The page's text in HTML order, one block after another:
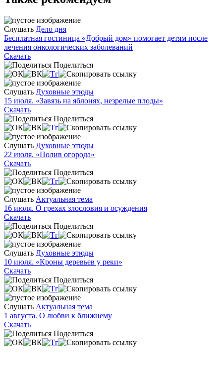
Слушать Дело дня
Бесплатная гостиница «Добрый дом» помогает детям после
лечения онкологических заболеваний
Скачать
Поделиться
Слушать Духовные этюды
15 июля. «Завязь на яблонях, незрелые плоды»
Скачать
Поделиться
Слушать Духовные этюды
22 июля. «Полив огорода»
Скачать
Поделиться
Слушать Актуальная тема
16 июля. О грехах злословия и осуждения
Скачать
Поделиться
Слушать Духовные этюды
10 июля. «Кроны деревьев у реки»
Скачать
Поделиться
Слушать Актуальная тема
1 августа. О любви к ближнему
Скачать
Поделиться